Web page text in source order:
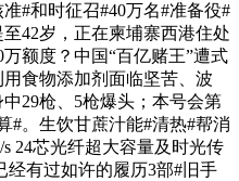
#和时征召#40万名#准备役#
42岁，正在柬埔寨西港住处
额度？中国“百亿赌王”遭式
食物添加剂面临坚苦、波
29枪、5枪爆头；本号会第
#。生饮甘蔗汁能#清热#帮消
24芯光纤超大容量及时光传
经有过如许的履历3部#旧手